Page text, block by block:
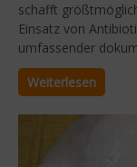
schafft
Einsatz von
umfassender
Weiterlesen